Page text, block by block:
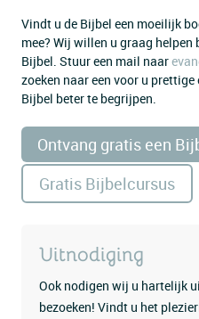
Vindt u de Bijbel een moeilijk
mee? Wij willen u graag
Bijbel. Stuur een mail naar
zoeken naar een voor u
Bijbel beter te begrijpen.
Ontvang gratis een
Gratis Bijbelcursus
Uitnodiging
Ook nodigen wij u hartelijk
bezoeken! Vindt u het